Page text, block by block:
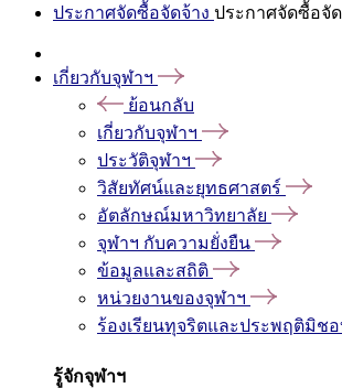
ประกาศจัดซื้อจัดจ้าง ประกาศจัดซื้อจัด
เกี่ยวกับจุฬาฯ
ย้อนกลับ
เกี่ยวกับจุฬาฯ
ประวัติจุฬาฯ
วิสัยทัศน์และยุทธศาสตร์
อัตลักษณ์มหาวิทยาลัย
จุฬาฯ กับความยั่งยืน
ข้อมูลและสถิติ
หน่วยงานของจุฬาฯ
ร้องเรียนทุจริตและประพฤติมิช
รู้จักจุฬาฯ